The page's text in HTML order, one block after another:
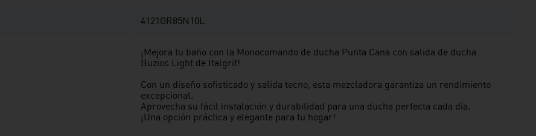
4121GR85N10L
¡Mejora tu baño con la Monocomando de ducha Punta Cana con salida de ducha
Buzios Light de Italgrif!
Con un diseño sofisticado y salida tecno, esta mezcladora garantiza un rendimiento
excepcional.
Aprovecha su fácil instalación y durabilidad para una ducha perfecta cada día.
¡Una opción práctica y elegante para tu hogar!